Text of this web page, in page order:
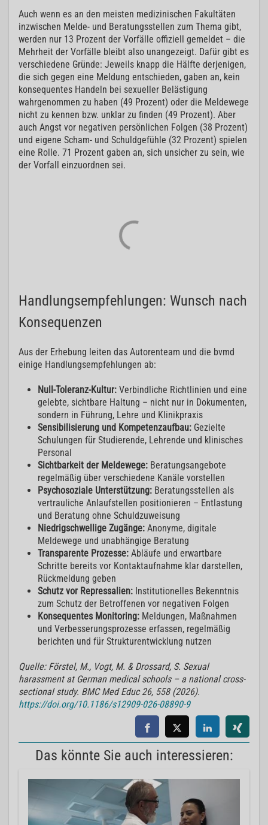
Auch wenn es an den meisten medizinischen Fakultäten
inzwischen Melde- und Beratungsstellen zum Thema gibt,
werden nur 13 Prozent der Vorfälle offiziell gemeldet – die
Mehrheit der Vorfälle bleibt also unangezeigt. Dafür gibt es
verschiedene Gründe: Jeweils knapp die Hälfte derjenigen,
die sich gegen eine Meldung entschieden, gaben an, kein
konsequentes Handeln bei sexueller Belästigung
wahrgenommen zu haben (49 Prozent) oder die Meldewege
nicht zu kennen bzw. unklar zu finden (49 Prozent). Aber
auch Angst vor negativen persönlichen Folgen (38 Prozent)
und eigene Scham- und Schuldgefühle (32 Prozent) spielen
eine Rolle. 71 Prozent gaben an, sich unsicher zu sein, wie
der Vorfall einzuordnen sei.
Handlungsempfehlungen: Wunsch nach
Konsequenzen
Aus der Erhebung leiten das Autorenteam und die bvmd
einige Handlungsempfehlungen ab:
Null-Toleranz-Kultur: Verbindliche Richtlinien und eine
gelebte, sichtbare Haltung – nicht nur in Dokumenten,
sondern in Führung, Lehre und Klinikpraxis
Sensibilisierung und Kompetenzaufbau: Gezielte
Schulungen für Studierende, Lehrende und klinisches
Personal
Sichtbarkeit der Meldewege: Beratungsangebote
regelmäßig über verschiedene Kanäle vorstellen
Psychosoziale Unterstützung: Beratungsstellen als
vertrauliche Anlaufstellen positionieren – Entlastung
und Beratung ohne Schuldzuweisung
Niedrigschwellige Zugänge: Anonyme, digitale
Meldewege und unabhängige Beratung
Transparente Prozesse: Abläufe und erwartbare
Schritte bereits vor Kontaktaufnahme klar darstellen,
Rückmeldung geben
Schutz vor Repressalien: Institutionelles Bekenntnis
zum Schutz der Betroffenen vor negativen Folgen
Konsequentes Monitoring: Meldungen, Maßnahmen
und Verbesserungsprozesse erfassen, regelmäßig
berichten und für Strukturentwicklung nutzen
Quelle: Förstel, M., Vogt, M. & Drossard, S. Sexual
harassment at German medical schools – a national cross-
sectional study. BMC Med Educ 26, 558 (2026).
https://doi.org/10.1186/s12909-026-08890-9
Das könnte Sie auch interessieren: